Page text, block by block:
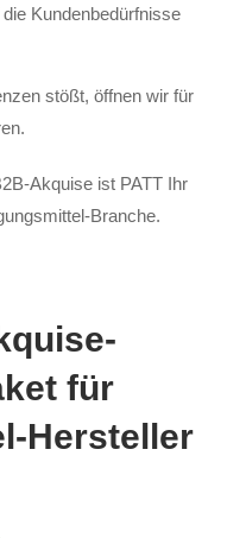
Kundenbedürfnisse
stößt, öffnen wir für
Akquise ist PATT Ihr
Branche.
für
Hersteller